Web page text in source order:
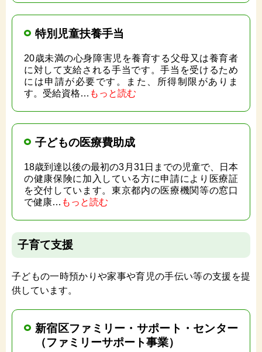
特別児童扶養手当
20歳未満の心身障害児を養育する父母又は養育者
に対して支給される手当です。手当を受けるため
には申請が必要です。また、所得制限がありま
す。受給資格… もっと読む
子どもの医療費助成
18歳到達以後の最初の3月31日までの児童で、日本
の健康保険に加入している方に申請により医療証
を交付しています。東京都内の医療機関等の窓口
で健康… もっと読む
子育て支援
子どもの一時預かりや家事や育児の手伝い等の支援を提
供しています。
新宿区ファミリー・サポート・センター
（ファミリーサポート事業）